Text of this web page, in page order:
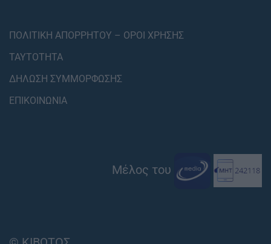
ΠΟΛΙΤΙΚΗ ΑΠΟΡΡΗΤΟΥ – ΟΡΟΙ ΧΡΗΣΗΣ
ΤΑΥΤΟΤΗΤΑ
ΔΗΛΩΣΗ ΣΥΜΜΟΡΦΩΣΗΣ
ΕΠΙΚΟΙΝΩΝΙΑ
Μέλος του